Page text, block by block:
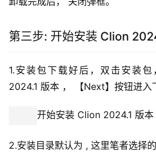
第三步: 开始安装 Clion
1.安装包下载好后，双击安装
2024.1 版本 ， 【Next】按钮进入
开始安装 Clion 2024.1 版本
2.安装目录默认为 , 这里笔者选择